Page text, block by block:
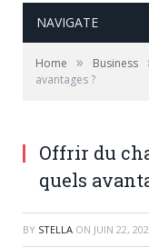
NAVIGATE
Home » Business
avantages ?
Offrir du
quels
BY STELLA ON JUIN 22,